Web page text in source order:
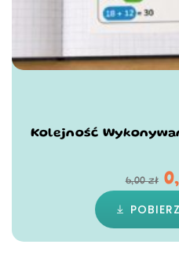
Kolejność
6,00zł
POBIERZ